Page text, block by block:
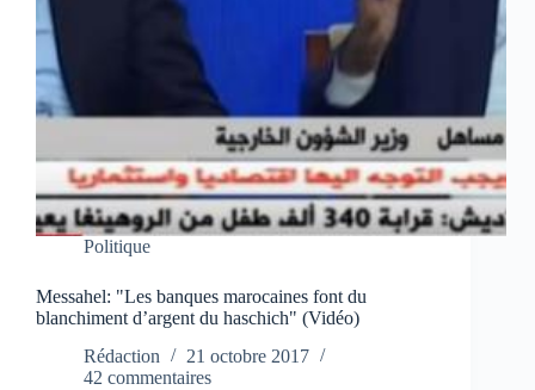
Politique
Messahel: "Les banques marocaines font du
blanchiment d’argent du haschich" (Vidéo)
Rédaction
21 octobre 2017
42 commentaires